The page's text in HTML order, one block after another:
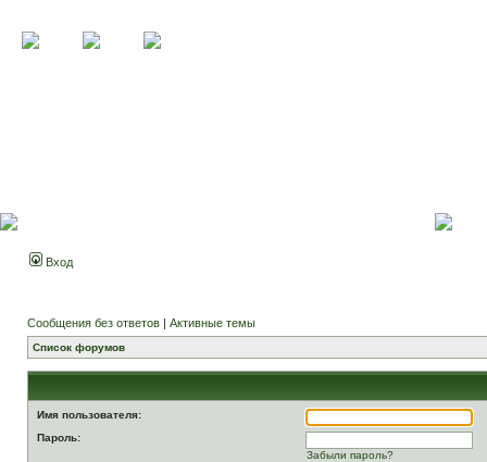
Вход
Сообщения без ответов | Активные темы
Список форумов
Имя пользователя:
Пароль:
Забыли пароль?